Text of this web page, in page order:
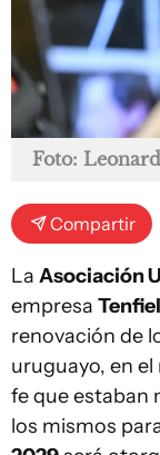
Foto:
Compartir
La Asociación
empresa
renovación de
uruguayo, en
fe que estaban
los mismos